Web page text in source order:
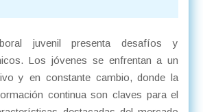
juvenil presenta desafíos y
Los jóvenes se enfrentan a un
y en constante cambio, donde la
continua son claves para el